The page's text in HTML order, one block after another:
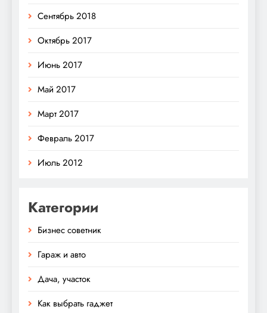
Сентябрь 2018
Октябрь 2017
Июнь 2017
Май 2017
Март 2017
Февраль 2017
Июль 2012
Категории
Бизнес советник
Гараж и авто
Дача, участок
Как выбрать гаджет